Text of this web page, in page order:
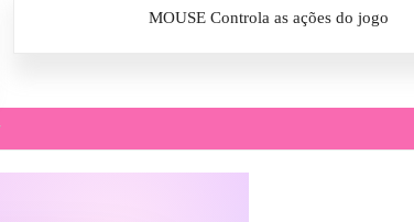
MOUSE Controla as ações do jogo